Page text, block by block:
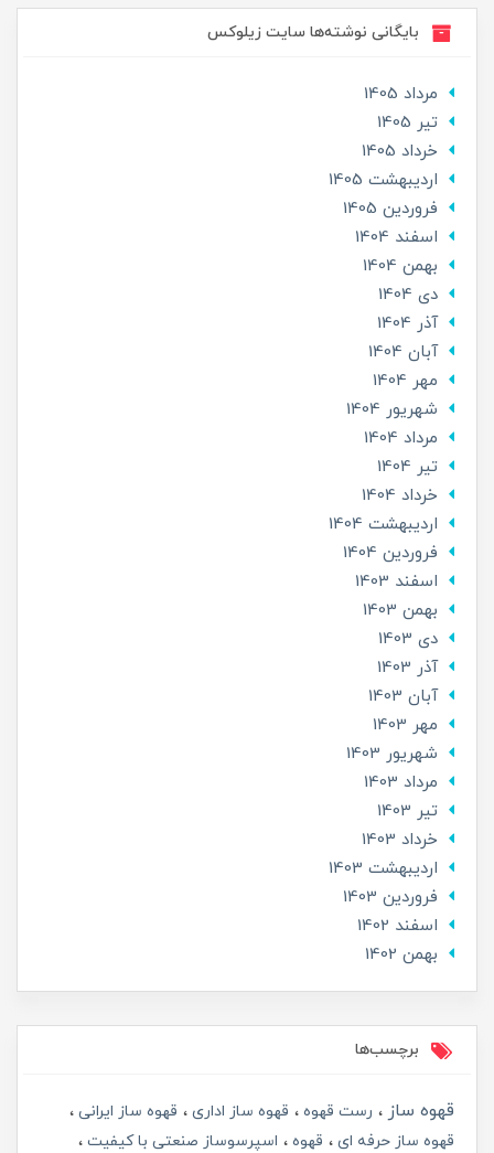
بایگانی نوشته‌ها سایت زیلوکس
مرداد 1405
تير 1405
خرداد 1405
ارديبهشت 1405
فروردین 1405
اسفند 1404
بهمن 1404
دی 1404
آذر 1404
آبان 1404
مهر 1404
شهریور 1404
مرداد 1404
تير 1404
خرداد 1404
ارديبهشت 1404
فروردین 1404
اسفند 1403
بهمن 1403
دی 1403
آذر 1403
آبان 1403
مهر 1403
شهریور 1403
مرداد 1403
تير 1403
خرداد 1403
ارديبهشت 1403
فروردین 1403
اسفند 1402
بهمن 1402
برچسب‌ها
قهوه ساز رست قهوه قهوه ساز اداری
قهوه ساز ایرانی
قهوه ساز حرفه ای
قهوه
اسپرسوساز صنعتی با کیفیت